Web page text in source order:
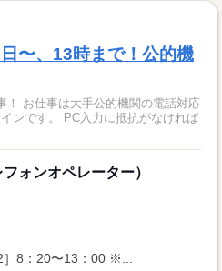
〜、13時まで！公的機
！ お仕事は大手公的機関の電話対応
抵抗がなければ
ォンオペレーター）
］8：20〜13：00 ※...